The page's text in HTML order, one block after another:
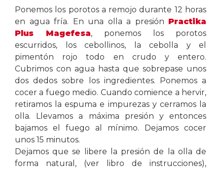
Ponemos los porotos a remojo durante 12 horas
en agua fría. En una olla a presión Practika
Plus Magefesa, ponemos los porotos
escurridos, los cebollinos, la cebolla y el
pimentón rojo todo en crudo y entero.
Cubrimos con agua hasta que sobrepase unos
dos dedos sobre los ingredientes. Ponemos a
cocer a fuego medio. Cuando comience a hervir,
retiramos la espuma e impurezas y cerramos la
olla. Llevamos a máxima presión y entonces
bajamos el fuego al mínimo. Dejamos cocer
unos 15 minutos.
Dejamos que se libere la presión de la olla de
forma natural, (ver libro de instrucciones),